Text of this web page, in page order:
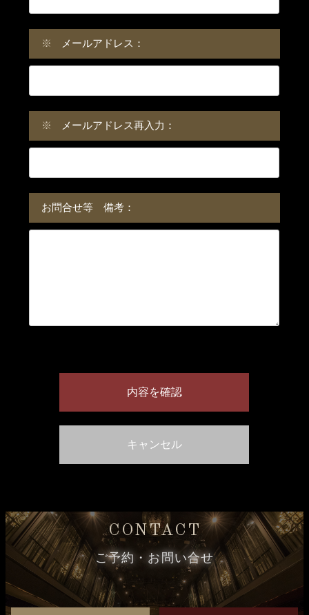
※ メールアドレス：
※ メールアドレス再入力：
お問合せ等 備考：
CONTACT
ご予約・お問い合せ